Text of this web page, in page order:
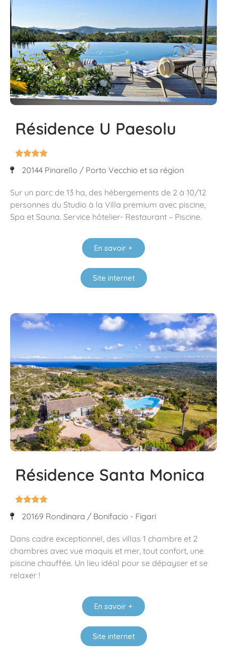
Résidence U Paesolu

20144 Pinarello / Porto Vecchio et sa région
Sur un parc de 13 ha, des hébergements de 2 à 10/12
personnes du Studio à la Villa premium avec piscine,
Spa et Sauna. Service hôtelier- Restaurant – Piscine.
En savoir +
Site internet
Résidence Santa Monica

20169 Rondinara / Bonifacio - Figari
Dans cadre exceptionnel, des villas 1 chambre et 2
chambres avec vue maquis et mer, tout confort, une
piscine chauffée. Un lieu idéal pour se dépayser et se
relaxer !
En savoir +
Site internet